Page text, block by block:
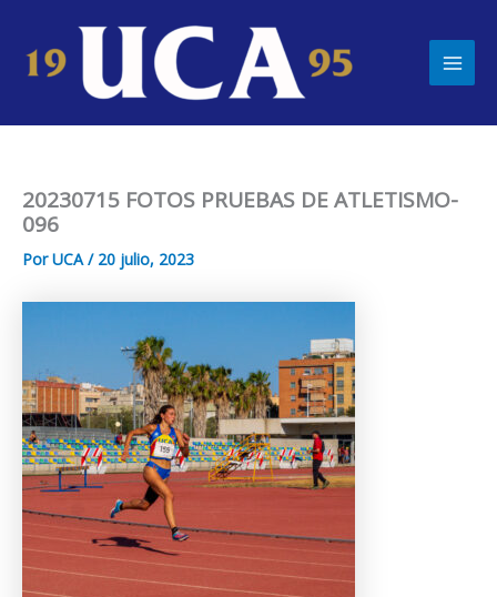
contenido
20230715 FOTOS PRUEBAS DE ATLETISMO-
096
PorUCA/ 20 julio, 2023